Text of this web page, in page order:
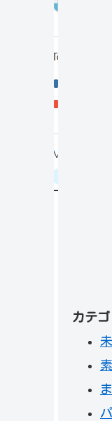
カテ